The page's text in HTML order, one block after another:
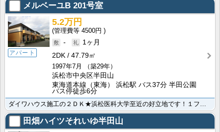
メルベーユB 201号室
アパート
5.2万円
4500円
-
1ヶ月
2DK
47.79㎡
1997年7月
（築29年）
浜松市中央区半田山
東海道本線（東海） 浜松駅 バス37分 半田公園
バス停徒歩6分
田畑ハイツそれいゆ半田山